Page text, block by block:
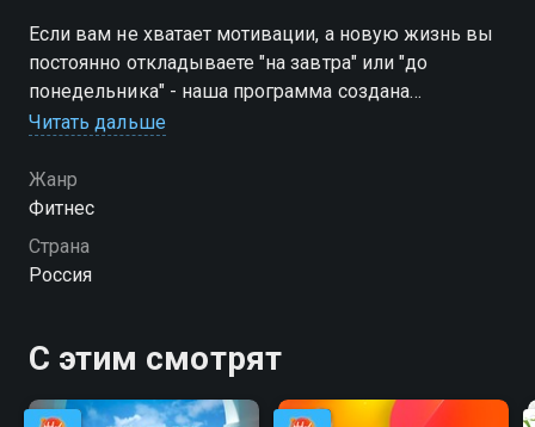
Если вам не хватает мотивации, а новую жизнь вы
постоянно откладываете "на завтра" или "до
понедельника" - наша программа создана
специально для вас. Вас ждут доступные и
Читать дальше
Жанр
Фитнес
Страна
Россия
С этим смотрят